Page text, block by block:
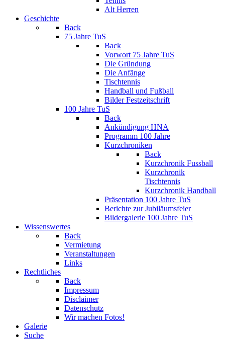
Alt Herren
Geschichte
Back
75 Jahre TuS
Back
Vorwort 75 Jahre TuS
Die Gründung
Die Anfänge
Tischtennis
Handball und Fußball
Bilder Festzeitschrift
100 Jahre TuS
Back
Ankündigung HNA
Programm 100 Jahre
Kurzchroniken
Back
Kurzchronik Fussball
Kurzchronik
Tischtennis
Kurzchronik Handball
Präsentation 100 Jahre TuS
Berichte zur Jubiläumsfeier
Bildergalerie 100 Jahre TuS
Wissenswertes
Back
Vermietung
Veranstaltungen
Links
Rechtliches
Back
Impressum
Disclaimer
Datenschutz
Wir machen Fotos!
Galerie
Suche